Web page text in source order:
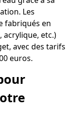
Les
fabriqués en
acrylique, etc.)
avec des tarifs
euros.